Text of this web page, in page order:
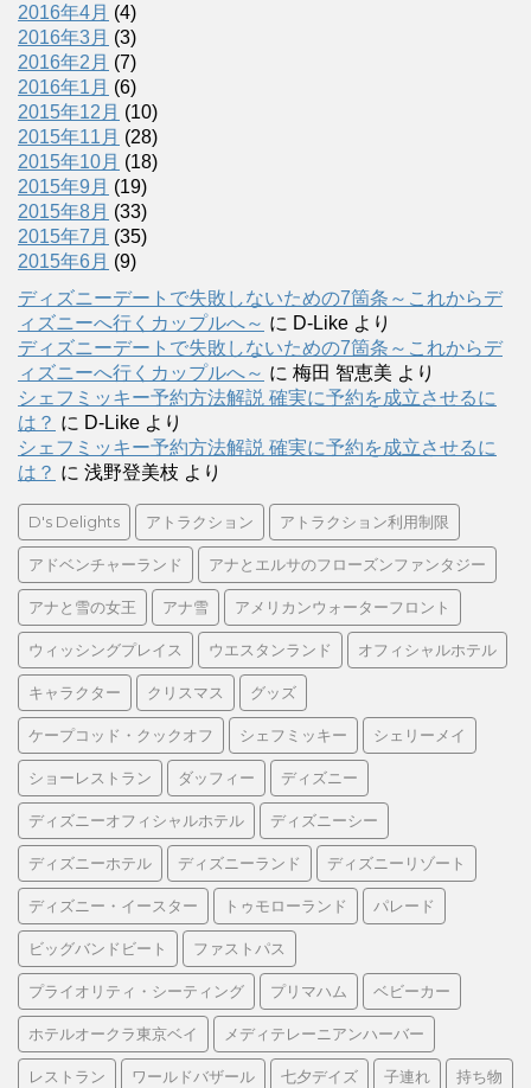
2016年4月 (4)
2016年3月 (3)
2016年2月 (7)
2016年1月 (6)
2015年12月 (10)
2015年11月 (28)
2015年10月 (18)
2015年9月 (19)
2015年8月 (33)
2015年7月 (35)
2015年6月 (9)
ディズニーデートで失敗しないための7箇条～これからデ
ィズニーへ行くカップルへ～ に D-Like より
ディズニーデートで失敗しないための7箇条～これからデ
ィズニーへ行くカップルへ～ に 梅田 智恵美 より
シェフミッキー予約方法解説 確実に予約を成立させるに
は？ に D-Like より
シェフミッキー予約方法解説 確実に予約を成立させるに
は？ に 浅野登美枝 より
D's Delights アトラクション アトラクション利用制限
アドベンチャーランド アナとエルサのフローズンファンタジー
アナと雪の女王 アナ雪 アメリカンウォーターフロント
ウィッシングプレイス ウエスタンランド オフィシャルホテル
キャラクター クリスマス グッズ
ケープコッド・クックオフ シェフミッキー シェリーメイ
ショーレストラン ダッフィー ディズニー
ディズニーオフィシャルホテル ディズニーシー
ディズニーホテル ディズニーランド ディズニーリゾート
ディズニー・イースター トゥモローランド パレード
ビッグバンドビート ファストパス
プライオリティ・シーティング プリマハム ベビーカー
ホテルオークラ東京ベイ メディテレーニアンハーバー
レストラン ワールドバザール 七夕デイズ 子連れ 持ち物